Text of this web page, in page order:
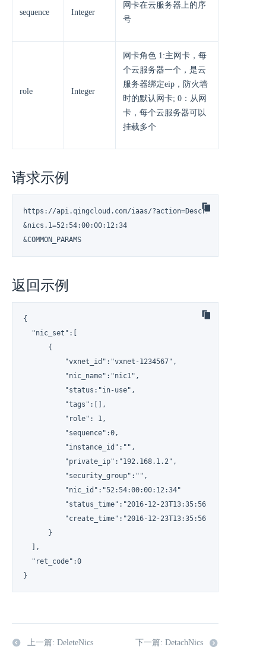
sequence Integer
网卡在云服务器上的序
号
role Integer
网卡角色 1:主网卡，每
个云服务器一个，是云
服务器绑定eip，防火墙
时的默认网卡; 0：从网
卡，每个云服务器可以
挂载多个
请求示例
https://api.qingcloud.com/iaas/?action=DescribeNics
&nics.1=52:54:00:00:12:34
&COMMON_PARAMS
返回示例
{
  "nic_set":[
      {
          "vxnet_id":"vxnet-1234567",
          "nic_name":"nic1",
          "status:"in-use",
          "tags":[],
          "role": 1,
          "sequence":0,
          "instance_id":"",
          "private_ip":"192.168.1.2",
          "security_group":"",
          "nic_id":"52:54:00:00:12:34"
          "status_time":"2016-12-23T13:35:56",
          "create_time":"2016-12-23T13:35:56",
      }
  ],
  "ret_code":0
}
上一篇: DeleteNics 下一篇: DetachNics